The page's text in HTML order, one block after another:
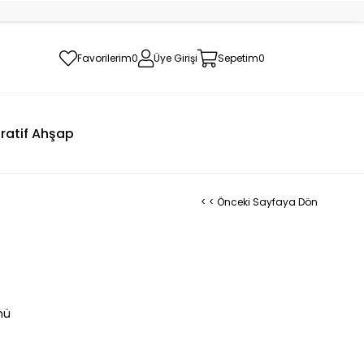
Favorilerim0 Üye Girişi Sepetim0
Ahşap
< < Önceki Sayfaya Dön